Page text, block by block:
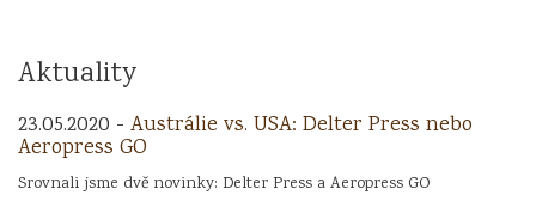
Aktuality
23.05.2020 - Austrálie vs. USA: Delter Press nebo
Aeropress GO
Srovnali jsme dvě novinky: Delter Press a Aeropress GO